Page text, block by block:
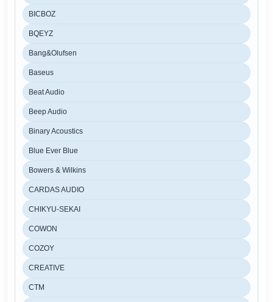
BICBOZ
BQEYZ
Bang&Olufsen
Baseus
Beat Audio
Beep Audio
Binary Acoustics
Blue Ever Blue
Bowers & Wilkins
CARDAS AUDIO
CHIKYU-SEKAI
COWON
COZOY
CREATIVE
CTM